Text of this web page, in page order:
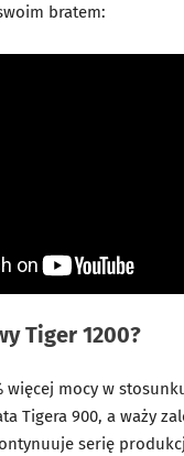
bratem:
Tiger 1200?
więcej mocy w
Tigera 900, a waży
serię